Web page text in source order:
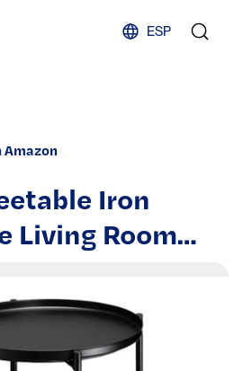
ESP
Amazon
Iron
Living Room
Bedside
Cabinet